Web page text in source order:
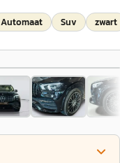
Automaat Suv zwart
1/29